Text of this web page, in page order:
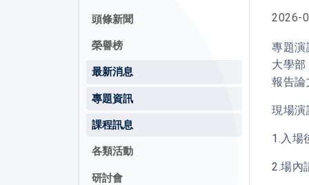
頭條新聞
榮譽榜
最新消息
專題資訊
課程訊息
各類活動
研討會
2026-
專題演
大學
報告論
現場演
1.入場
2.場內